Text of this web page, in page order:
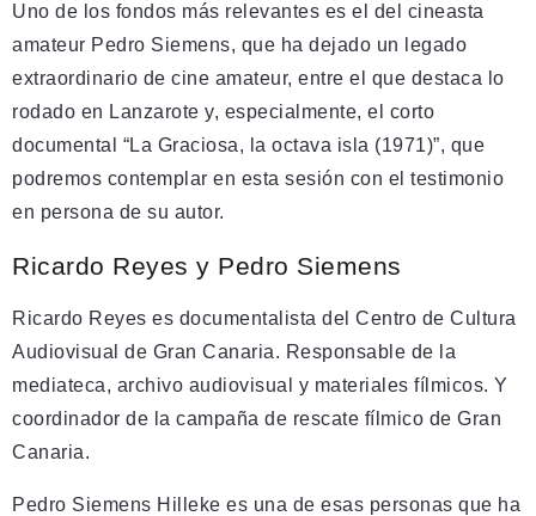
Uno de los fondos más relevantes es el del cineasta
amateur Pedro Siemens, que ha dejado un legado
extraordinario de cine amateur, entre el que destaca lo
rodado en Lanzarote y, especialmente, el corto
documental “La Graciosa, la octava isla (1971)”, que
podremos contemplar en esta sesión con el testimonio
en persona de su autor.
Ricardo Reyes y Pedro Siemens
Ricardo Reyes es documentalista del Centro de Cultura
Audiovisual de Gran Canaria. Responsable de la
mediateca, archivo audiovisual y materiales fílmicos. Y
coordinador de la campaña de rescate fílmico de Gran
Canaria.
Pedro Siemens Hilleke es una de esas personas que ha